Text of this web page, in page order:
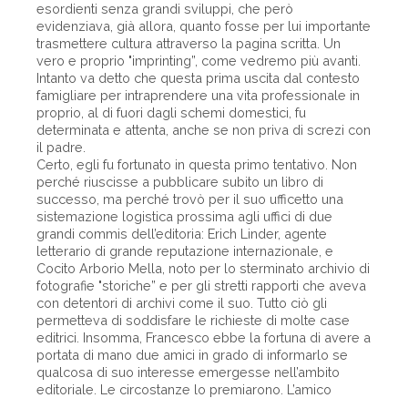
esordienti senza grandi sviluppi, che però
evidenziava, già allora, quanto fosse per lui importante
trasmettere cultura attraverso la pagina scritta. Un
vero e proprio "imprinting”, come vedremo più avanti.
Intanto va detto che questa prima uscita dal contesto
famigliare per intraprendere una vita professionale in
proprio, al di fuori dagli schemi domestici, fu
determinata e attenta, anche se non priva di screzi con
il padre.
Certo, egli fu fortunato in questa primo tentativo. Non
perché riuscisse a pubblicare subito un libro di
successo, ma perché trovò per il suo ufficetto una
sistemazione logistica prossima agli uffici di due
grandi commis dell’editoria: Erich Linder, agente
letterario di grande reputazione internazionale, e
Cocito Arborio Mella, noto per lo sterminato archivio di
fotografie "storiche” e per gli stretti rapporti che aveva
con detentori di archivi come il suo. Tutto ciò gli
permetteva di soddisfare le richieste di molte case
editrici. Insomma, Francesco ebbe la fortuna di avere a
portata di mano due amici in grado di informarlo se
qualcosa di suo interesse emergesse nell’ambito
editoriale. Le circostanze lo premiarono. L’amico